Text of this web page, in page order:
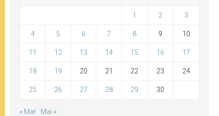
1 2 3
4 5 6 7 8 9 10
11 12 13 14 15 16 17
18 19 20 21 22 23 24
25 26 27 28 29 30
« Mar Mai »